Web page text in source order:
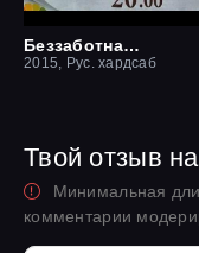
Беззаботная жизнь
2015, Рус. хардсаб
Твой отзыв
Минимальная
комментарии